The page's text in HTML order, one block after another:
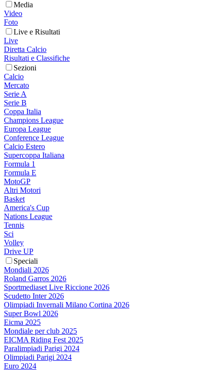
Media
Video
Foto
Live e Risultati
Live
Diretta Calcio
Risultati e Classifiche
Sezioni
Calcio
Mercato
Serie A
Serie B
Coppa Italia
Champions League
Europa League
Conference League
Calcio Estero
Supercoppa Italiana
Formula 1
Formula E
MotoGP
Altri Motori
Basket
America's Cup
Nations League
Tennis
Sci
Volley
Drive UP
Speciali
Mondiali 2026
Roland Garros 2026
Sportmediaset Live Riccione 2026
Scudetto Inter 2026
Olimpiadi Invernali Milano Cortina 2026
Super Bowl 2026
Eicma 2025
Mondiale per club 2025
EICMA Riding Fest 2025
Paralimpiadi Parigi 2024
Olimpiadi Parigi 2024
Euro 2024